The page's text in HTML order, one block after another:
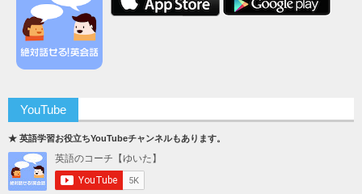
YouTube
★ 英語学習お役立ちYouTubeチャンネルもあります。